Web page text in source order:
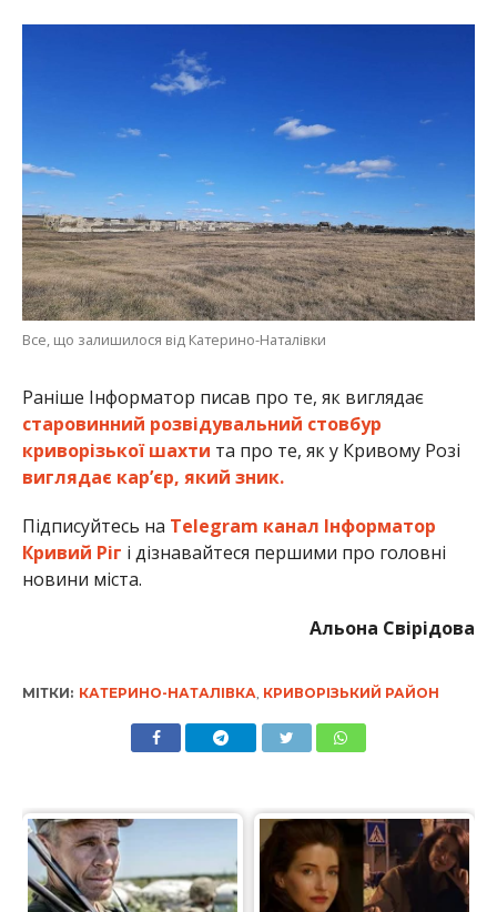
Все, що залишилося від Катерино-Наталівки
Раніше Інформатор писав про те, як виглядає
старовинний розвідувальний стовбур
криворізької шахти та про те, як у Кривому Розі
виглядає кар’єр, який зник.
Підписуйтесь на Telegram канал Інформатор
Кривий Ріг і дізнавайтеся першими про головні
новини міста.
Альона Свірідова
МІТКИ: КАТЕРИНО-НАТАЛІВКА КРИВОРІЗЬКИЙ РАЙОН